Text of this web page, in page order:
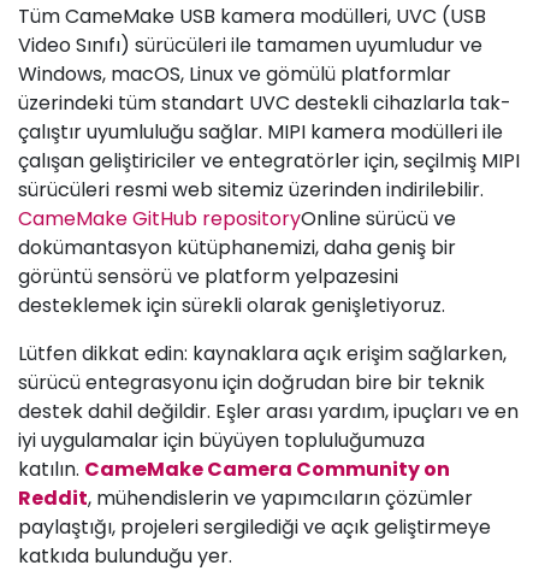
Tüm CameMake USB kamera modülleri, UVC (USB
Video Sınıfı) sürücüleri ile tamamen uyumludur ve
Windows, macOS, Linux ve gömülü platformlar
üzerindeki tüm standart UVC destekli cihazlarla tak-
çalıştır uyumluluğu sağlar. MIPI kamera modülleri ile
çalışan geliştiriciler ve entegratörler için, seçilmiş MIPI
sürücüleri resmi web sitemiz üzerinden indirilebilir.
CameMake GitHub repositoryOnline sürücü ve
dokümantasyon kütüphanemizi, daha geniş bir
görüntü sensörü ve platform yelpazesini
desteklemek için sürekli olarak genişletiyoruz.
Lütfen dikkat edin: kaynaklara açık erişim sağlarken,
sürücü entegrasyonu için doğrudan bire bir teknik
destek dahil değildir. Eşler arası yardım, ipuçları ve en
iyi uygulamalar için büyüyen topluluğumuza
katılın. CameMake Camera Community on
Reddit, mühendislerin ve yapımcıların çözümler
paylaştığı, projeleri sergilediği ve açık geliştirmeye
katkıda bulunduğu yer.